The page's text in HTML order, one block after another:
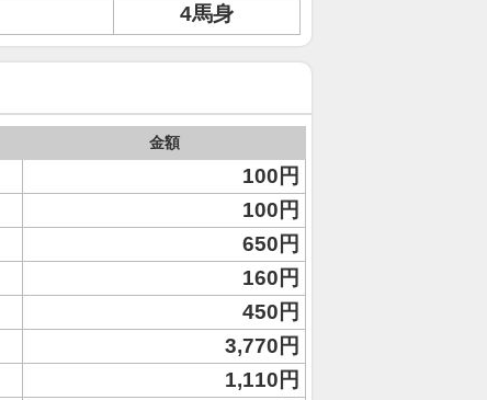
4馬身
金額
100円
100円
650円
160円
450円
3,770円
1,110円